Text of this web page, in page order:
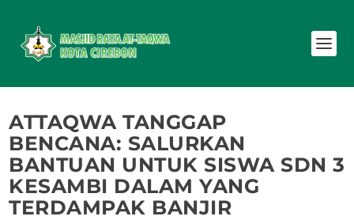
ATTAQWA TANGGAP
BENCANA: SALURKAN
BANTUAN UNTUK SISWA SDN 3
KESAMBI DALAM YANG
TERDAMPAK BANJIR